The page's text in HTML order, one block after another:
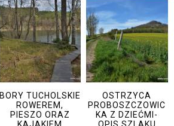
BORY TUCHOLSKIE
ROWEREM,
PIESZO ORAZ
OSTRZYCA
PROBOSZCZOWIC
KA Z DZIEĆMI-